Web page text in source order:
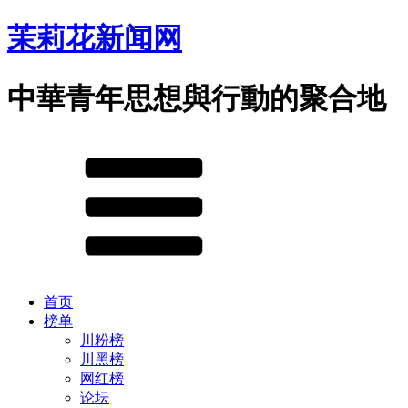
茉莉花新闻网
中華青年思想與行動的聚合地
首页
榜单
川粉榜
川黑榜
网红榜
论坛